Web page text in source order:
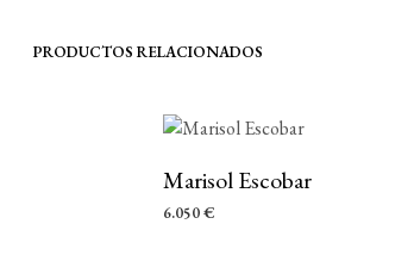
PRODUCTOS RELACIONADOS
Marisol Escobar
6.050€